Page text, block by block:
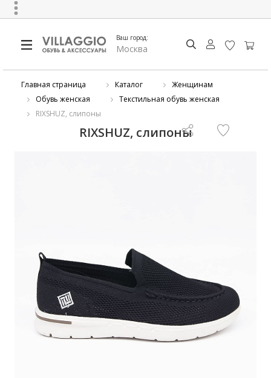
Ваш город:
Москва
Главная страница Каталог
Женщинам
Обувь женская
Текстильная обувь женская
RIXSHUZ, слипоны
RIXSHUZ, слипоны